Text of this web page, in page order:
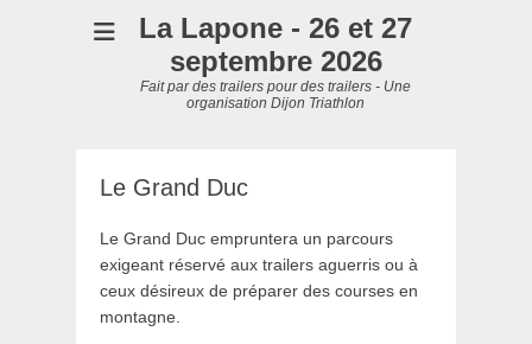
La Lapone - 26 et 27
septembre 2026
Fait par des trailers pour des trailers - Une
organisation Dijon Triathlon
Le Grand Duc
Le Grand Duc empruntera un parcours
exigeant réservé aux trailers aguerris ou à
ceux désireux de préparer des courses en
montagne.